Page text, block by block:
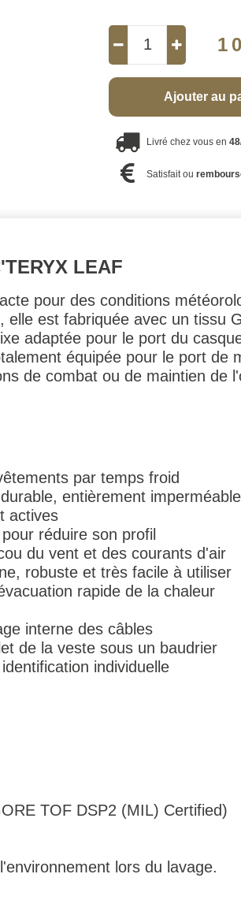
1
Ajouter au
Livré chez vous en
Satisfait ou
LEAF
pour des conditions
est fabriquée avec un tissu
adaptée pour le port du
équipée pour le port de
de combat ou de maintien de
par temps froid
entièrement
actives
réduire son profil
du vent et des courants d'air
robuste et très facile à utiliser
rapide de la chaleur
interne des câbles
de la veste sous un baudrier
individuelle
TOF DSP2 (MIL) Certified)
lors du lavage.